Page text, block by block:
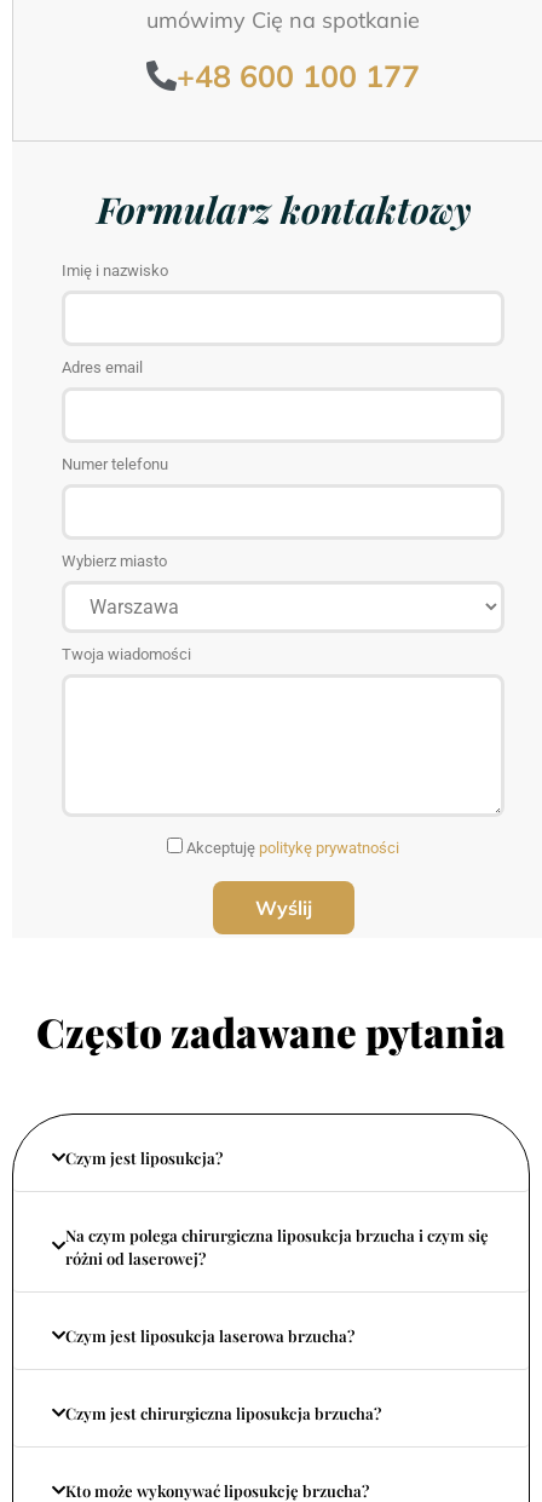
umówimy Cię na spotkanie
+48 600 100 177
Formularz kontaktowy
Imię i nazwisko
Adres email
Numer telefonu
Wybierz miasto
Twoja wiadomości
Akceptuję politykę prywatności
Często zadawane pytania
Czym jest liposukcja?
Na czym polega chirurgiczna liposukcja brzucha i czym się
różni od laserowej?
Czym jest liposukcja laserowa brzucha?
Czym jest chirurgiczna liposukcja brzucha?
Kto może wykonywać liposukcję brzucha?